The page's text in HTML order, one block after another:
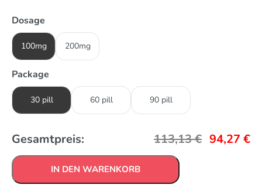
Dosage
100mg 200mg
Package
30 pill 60 pill 90 pill
Gesamtpreis: 113,13€ 94,27 €
IN DEN WARENKORB